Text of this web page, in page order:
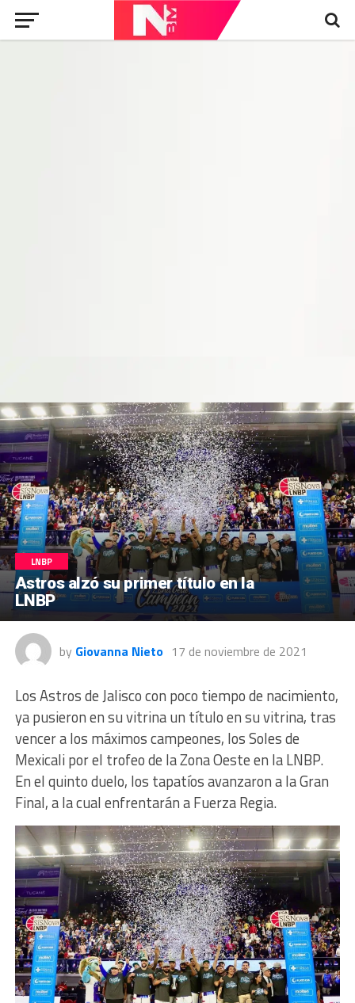
LNBP
Astros alzó su primer título en la
LNBP
by Giovanna Nieto 17 de noviembre de 2021
Los Astros de Jalisco con poco tiempo de nacimiento,
ya pusieron en su vitrina un título en su vitrina, tras
vencer a los máximos campeones, los Soles de
Mexicali por el trofeo de la Zona Oeste en la LNBP.
En el quinto duelo, los tapatíos avanzaron a la Gran
Final, a la cual enfrentarán a Fuerza Regia.